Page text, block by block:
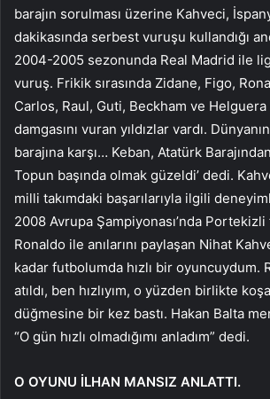
barajın sorulması üzerine Kahveci,
dakikasında serbest vuruşu kullandığı
2004-2005 sezonunda Real Madrid ile
vuruş. Frikik sırasında Zidane, Figo,
Carlos, Raul, Guti, Beckham ve
damgasını vuran yıldızlar vardı.
barajına karşı… Keban, Atatürk
Topun başında olmak güzeldi’ dedi.
milli takımdaki başarılarıyla ilgili
2008 Avrupa Şampiyonası’nda
Ronaldo ile anılarını paylaşan Nihat
kadar futbolumda hızlı bir oyuncuydum.
atıldı, ben hızlıyım, o yüzden birlikte
düğmesine bir kez bastı. Hakan Balta
“O gün hızlı olmadığımı anladım” dedi.
O OYUNU İLHAN MANSIZ ANLATTI.